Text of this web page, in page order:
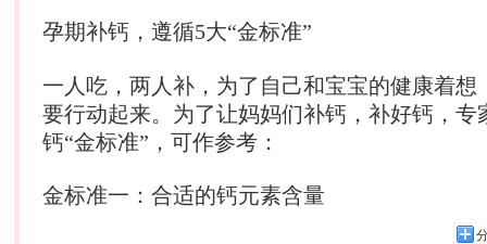
孕期补钙，遵循5大“金标准”
一人吃，两人补，为了自己和宝宝的健康着想
要行动起来。为了让妈妈们补钙，补好钙，专
钙“金标准”，可作参考：
金标准一：合适的钙元素含量